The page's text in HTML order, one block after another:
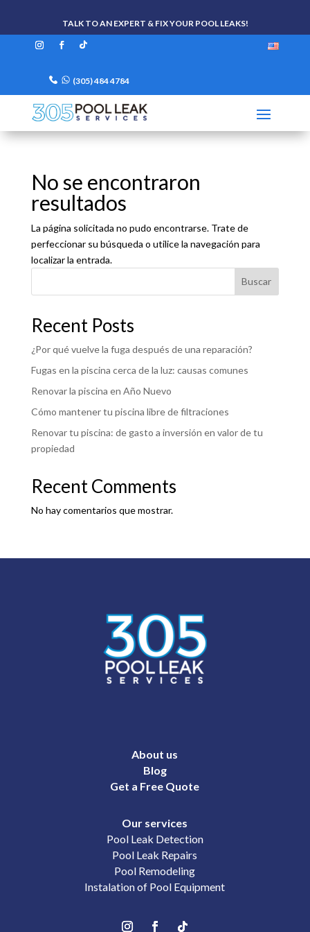
TALK TO AN EXPERT & FIX YOUR POOL LEAKS!
(305) 484 4784
No se encontraron
resultados
La página solicitada no pudo encontrarse. Trate de
perfeccionar su búsqueda o utilice la navegación para
localizar la entrada.
Buscar
Recent Posts
¿Por qué vuelve la fuga después de una reparación?
Fugas en la piscina cerca de la luz: causas comunes
Renovar la piscina en Año Nuevo
Cómo mantener tu piscina libre de filtraciones
Renovar tu piscina: de gasto a inversión en valor de tu
propiedad
Recent Comments
No hay comentarios que mostrar.
About us
Blog
Get a Free Quote
Our services
Pool Leak Detection
Pool Leak Repairs
Pool Remodeling
Instalation of Pool Equipment